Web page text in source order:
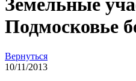
Земельные
Подмосковье
Вернуться
10/11/2013